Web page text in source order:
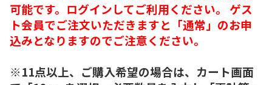
可能です。ログインしてご利用ください。 ゲス
ト会員でご注文いただきますと「通常」のお申
込みとなりますのでご注意ください。
※11点以上、ご購入希望の場合は、カート画面